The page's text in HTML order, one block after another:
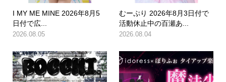
I MY ME MINE 2026年8月5
日付で広...
2026.08.05
むーぷり 2026年8月3日付で
活動休止中の百瀬あ...
2026.08.04